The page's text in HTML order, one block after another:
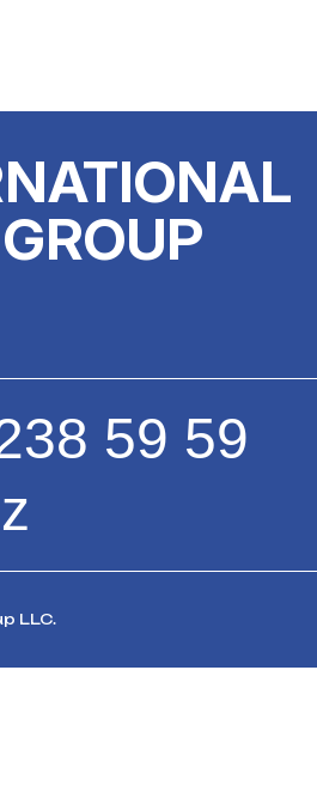
59 59
LLC.